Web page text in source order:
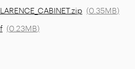
(0.35MB)
(0.23MB)